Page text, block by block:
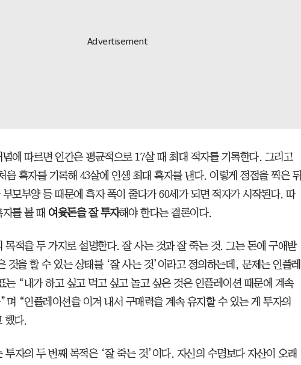
에 따르면 인간은 평균적으로 17살 때 최대 적자를 기록한다. 그리고
음 흑자를 기록해 43살에 인생 최대 흑자를 낸다. 이렇게 정점을 찍은 뒤
부모부양 등 때문에 흑자 폭이 줄다가 60세가 되면 적자가 시작된다. 따
를 볼 때 여윳돈을 잘 투자해야 한다는 결론이다.
목적을 두 가지로 설명한다. 잘 사는 것과 잘 죽는 것. 그는 돈에 구애받
것을 할 수 있는 상태를 ‘잘 사는 것’이라고 정의하는데, 문제는 인플레
는 “내가 하고 싶고 먹고 싶고 놀고 싶은 것은 인플레이션 때문에 계속
며 “인플레이션을 이겨 내서 구매력을 계속 유지할 수 있는 게 투자의
했다.
투자의 두 번째 목적은 ‘잘 죽는 것’이다. 자신의 수명보다 자산이 오래